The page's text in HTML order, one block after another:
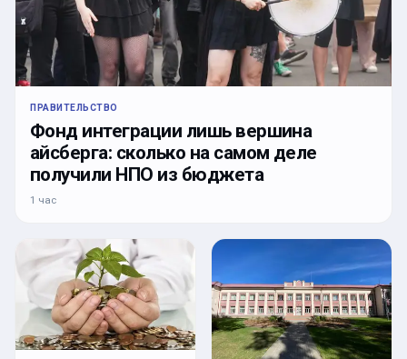
ПРАВИТЕЛЬСТВО
Фонд интеграции лишь вершина
айсберга: сколько на самом деле
получили НПО из бюджета
1 час